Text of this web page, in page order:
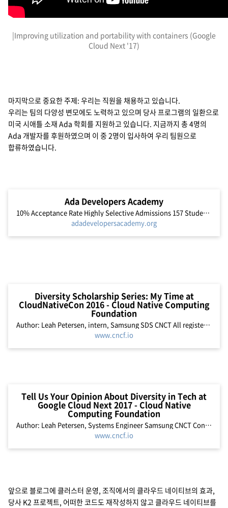
|Improving utilization and portability with containers (Google
Cloud Next '17)
마지막으로 중요한 주제: 우리는 직원을 채용하고 있습니다.
우리는 팀의 다양성 변모에도 노력하고 있으며 당사 프로그램의 일환으로
미국 시애틀 소재 Ada 학회를 지원하고 있습니다. 지금까지 총 4명의
Ada 개발자를 후원하였으며 이 중 2명이 입사하여 우리 팀원으로
합류하였습니다.
Ada Developers Academy
10% Acceptance Rate Highly Selective Admissions 157 Students & Alums Since 2013 2000+ Learning Hours Per Student
adadevelopersacademy.org
Diversity Scholarship Series: My Time at
CloudNativeCon 2016 - Cloud Native Computing
Foundation
Author: Leah Petersen, intern, Samsung SDS CNCT All registered for #Kubecon with @DeirdreStorck ? ready to learn! #CloudNativeCon pic.twitter.com/9Af1DpzdTk ? Leah Petersen (@eccomi_leah) November 8, 2016 In her opening keynote...
www.cncf.io
Tell Us Your Opinion About Diversity in Tech at
Google Cloud Next 2017 - Cloud Native
Computing Foundation
Author: Leah Petersen, Systems Engineer Samsung CNCT Contributed blog from CNCF Platinum member Samsung “Tell me your opinion about diversity in tech.” …not something you expect to be asked at...
www.cncf.io
앞으로 블로그에 클러스터 운영, 조직에서의 클라우드 네이티브의 효과,
당사 K2 프로젝트, 어떠한 코드도 재작성하지 않고 클라우드 네이티브를